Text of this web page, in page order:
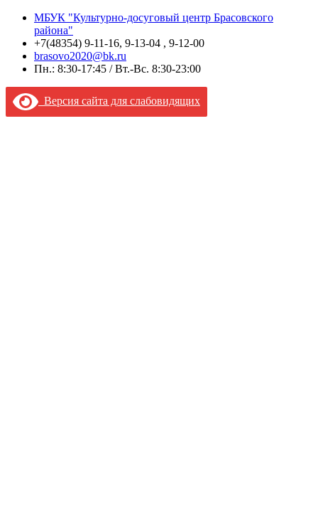
МБУК "Культурно-досуговый центр Брасовского
района"
+7(48354) 9-11-16, 9-13-04 , 9-12-00
brasovo2020@bk.ru
Пн.: 8:30-17:45 / Вт.-Вс. 8:30-23:00
Версия сайта для слабовидящих